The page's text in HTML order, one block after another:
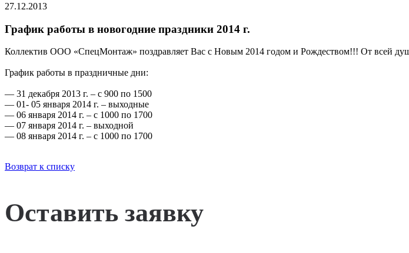
27.12.2013
График работы в новогодние праздники 2014 г.
Коллектив ООО «СпецМонтаж» поздравляет Вас с Новым 2014 годом и Рождеством!!! От всей
График работы в праздничные дни:
— 31 декабря 2013 г. – с 900 по 1500
— 01- 05 января 2014 г. – выходные
— 06 января 2014 г. – с 1000 по 1700
— 07 января 2014 г. – выходной
— 08 января 2014 г. – с 1000 по 1700
Возврат к списку
Оставить заявку